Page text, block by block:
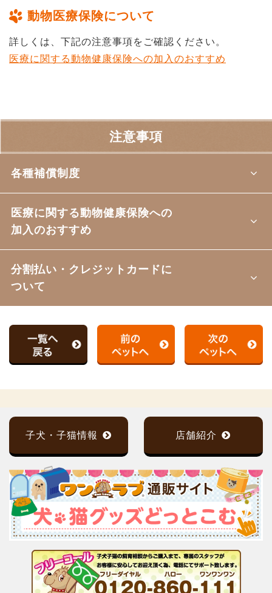
動物医療保険について
詳しくは、下記の注意事項をご確認ください。
医療に関する動物健康保険への加入のおすすめ
注意事項
各種補償制度
医療に関する動物健康保険への
加入のおすすめ
分割払い・クレジットカードに
ついて
子犬・子猫情報 店舗紹介